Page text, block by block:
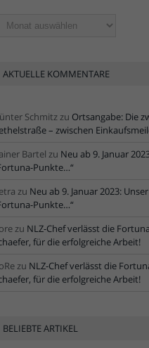
AKTUELLE KOMMENTARE
Schmitzzu Ortsangabe: Die
– zwischen
Bartel zu Neu ab 9. Januar
Punkte…“
zu Neu ab 9. Januar 2023:
Punkte…“
zu NLZ-Chef verlässt die
für die erfolgreiche Arbeit!
zu NLZ-Chef verlässt die
für die erfolgreiche Arbeit!
BELIEBTE ARTIKEL